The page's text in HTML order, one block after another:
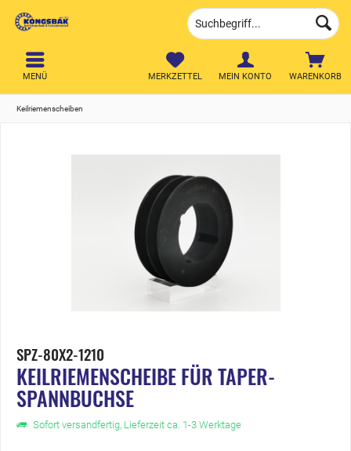
WARENKORB
MERKZETTEL MEIN KONTO
MENÜ
Keilriemenscheiben
SPZ-80X2-1210
KEILRIEMENSCHEIBE FÜR TAPER-
SPANNBUCHSE
Sofort versandfertig, Lieferzeit ca. 1-3 Werktage